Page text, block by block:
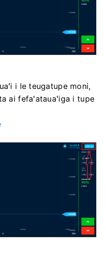
i le teugatupe moni,
ai fefaʻatauaʻiga i tupe